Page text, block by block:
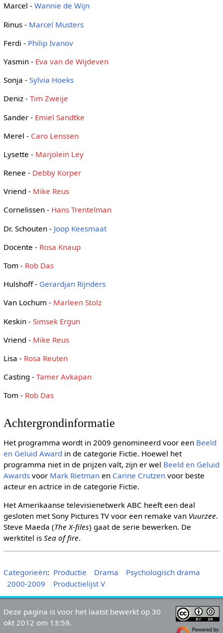
Marcel - Wannie de Wijn
Rinus - Marcel Musters
Ferdi - Philip Ivanov
Yasmin - Eva van de Wijdeven
Sonja - Sylvia Hoeks
Deniz - Tim Zweije
Sander - Emiel Sandtke
Merel - Caro Lenssen
Lysette - Marjolein Ley
Renee - Debby Korper
Vriend - Mike Reus
Cornelissen - Hans Trentelman
Dr. Schouten - Joop Keesmaat
Docente - Rosa Knaup
Tom - Rob Das
Hulshoff - Gerardjan Rijnders
Van Lochum - Marleen Stolz
Keskin - Simsek Ergun
Vriend - Mike Reus
Lisa - Rosa Reuten
Casting - Tamer Avkapan
Tom - Rob Das
Achtergrondinformatie
Het programma wordt in 2009 genomineerd voor een Beeld
en Geluid Award in de categorie Fictie. Hoewel het
programma niet in de prijzen valt, zijn er wel Beeld en Geluid
Awardsvoor Mark Rietmanen Carine Crutzenvoor beste
acteur en actrice in de categorie Fictie.
Het Amerikaanse televisienetwerk ABC heeft een deal
gesloten met Sony Pictures TV voor een remake van Vuurzee.
Steve Maeda (The X-files) gaat de serie bewerken. De
werktitel is Sea of fire.
Categorieën: Productie Drama
Psychologisch drama
2000-2009
Productielijst V
Deze pagina is voor het laatst bewerkt op 30
okt 2012 om 13:59.